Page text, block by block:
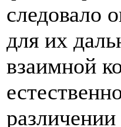
следовало
для их
взаимной